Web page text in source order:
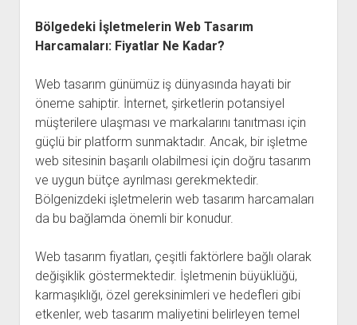
Bölgedeki İşletmelerin Web Tasarım
Harcamaları: Fiyatlar Ne Kadar?
Web tasarım günümüz iş dünyasında hayati bir
öneme sahiptir. İnternet, şirketlerin potansiyel
müşterilere ulaşması ve markalarını tanıtması için
güçlü bir platform sunmaktadır. Ancak, bir işletme
web sitesinin başarılı olabilmesi için doğru tasarım
ve uygun bütçe ayrılması gerekmektedir.
Bölgenizdeki işletmelerin web tasarım harcamaları
da bu bağlamda önemli bir konudur.
Web tasarım fiyatları, çeşitli faktörlere bağlı olarak
değişiklik göstermektedir. İşletmenin büyüklüğü,
karmaşıklığı, özel gereksinimleri ve hedefleri gibi
etkenler, web tasarım maliyetini belirleyen temel